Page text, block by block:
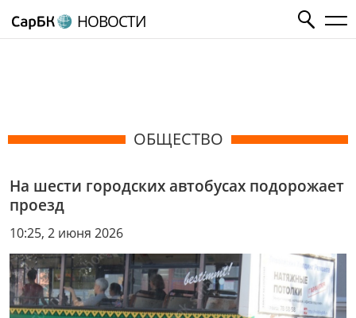
НОВОСТИ
ОБЩЕСТВО
На шести городских автобусах подорожает
проезд
10:25, 2 июня 2026